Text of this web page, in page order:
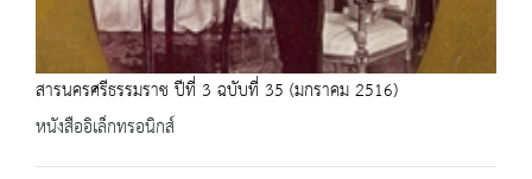
สารนครศรีธรรมราช ปีที่ 3 ฉบับที่ 35 (มกราคม 2516)
หนังสืออิเล็กทรอนิกส์